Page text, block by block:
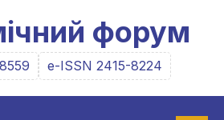
форум
e-ISSN 2415-8224